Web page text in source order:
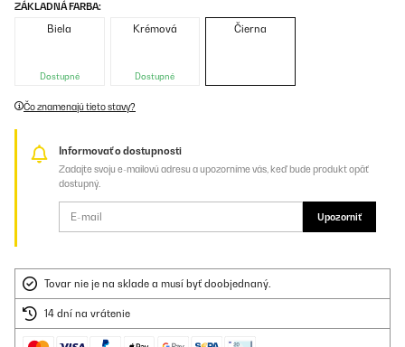
ZÁKLADNÁ FARBA:
Biela
Dostupné
Krémová
Dostupné
Čierna
Čo znamenajú tieto stavy?
Informovať o dostupnosti
Zadajte svoju e-mailovú adresu a upozorníme vás, keď bude produkt opäť
dostupný.
Upozorniť
Tovar nie je na sklade a musí byť doobjednaný.
14 dní na vrátenie